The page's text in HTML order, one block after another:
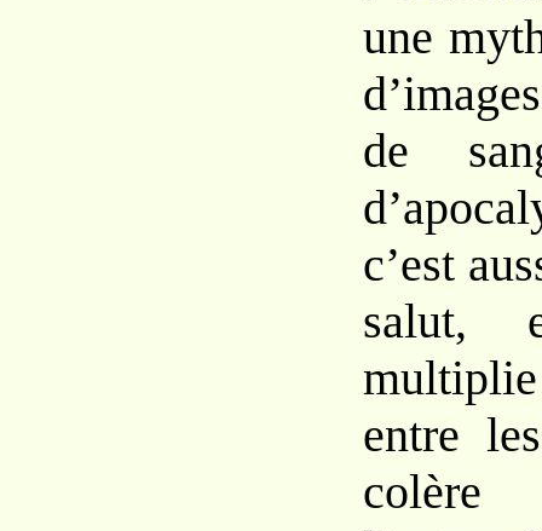
une
de
c’est
salut,
entre